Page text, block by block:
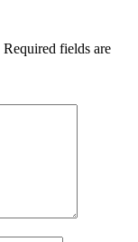
Required fields are